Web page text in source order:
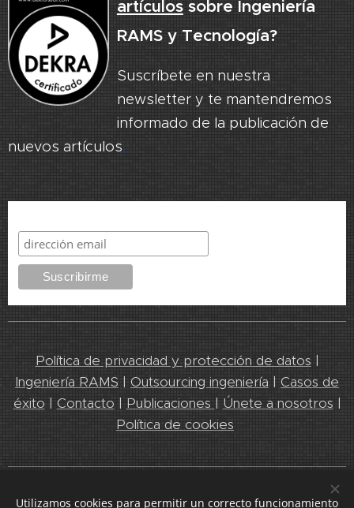
artículossobre Ingeniería
RAMS y Tecnología?
Suscríbete en nuestra
newsletter y te mantendremos
informado de la publicación de
nuevos artículos.
Política de privacidad y protección de datos |
Ingeniería RAMS | Outsourcing ingeniería | Casos de
éxito | Contacto | Publicaciones | Únete a nosotros |
Política de cookies
Leedeo Engineering 2025. Líderes en servicios de Ingeniería y
Utilizamos cookies para permitir un correcto funcionamiento